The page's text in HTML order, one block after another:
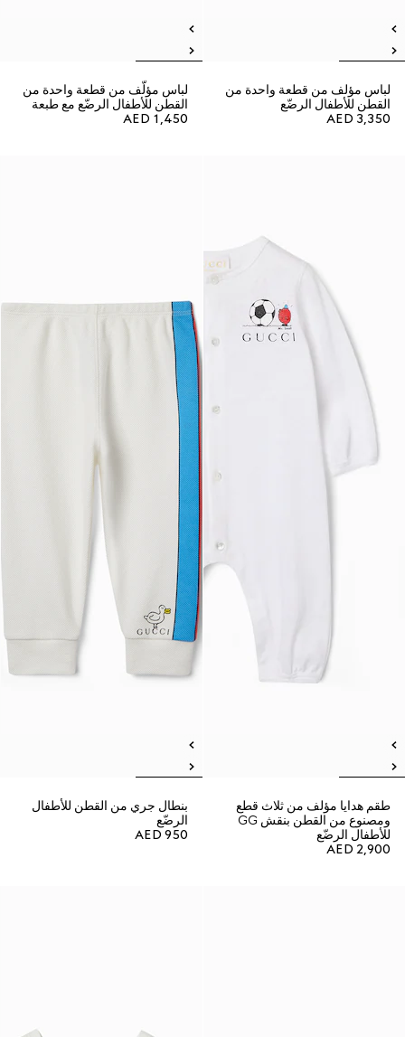
لباس مؤلف من قطعة واحدة من
القطن للأطفال الرضّع
AED 3,350
لباس مؤلّف من قطعة واحدة من
القطن للأطفال الرضّع مع طبعة
AED 1,450
طقم هدايا مؤلف من ثلاث قطع
ومصنوع من القطن بنقش GG
للأطفال الرضّع
AED 2,900
بنطال جري من القطن للأطفال
الرضّع
AED 950